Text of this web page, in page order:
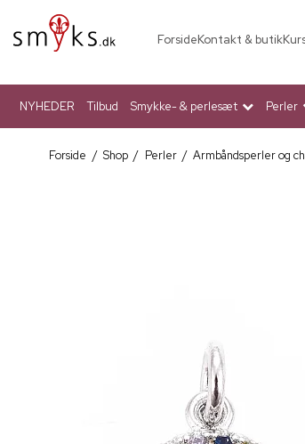
ForsideKontakt & butik
NYHEDER Tilbud Smykke- & perlesæt Perler
Forside / Shop / Perler / Armbåndsperler og